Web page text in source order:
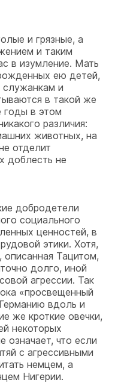
и грязные, а
и таким
в изумление. Мать
ею детей,
служанкам и
в такой же
годы в этом
различия:
животных, на
отделит
доблесть не
добродетели
социального
ценностей, в
этики. Хотя,
описанная Тацитом,
долго, иной
агрессии. Так
«просвещенный
вдоль и
же кроткие овечки,
некоторых
означает, что если
с агрессивными
немцем, а
Нигерии.